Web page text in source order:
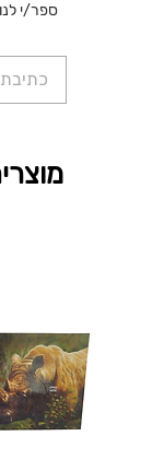
ספר/י